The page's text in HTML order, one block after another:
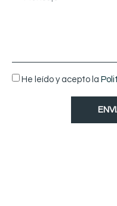
He leído y acepto la